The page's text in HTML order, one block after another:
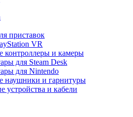
приставок
VR
контроллеры и камеры
для Steam Desk
для Nintendo
наушники и гарнитуры
устройства и кабели